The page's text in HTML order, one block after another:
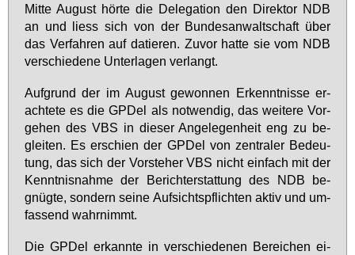
Mit­te Au­gust hör­te die De­le­ga­ti­on den Di­rek­tor NDB
an und liess sich von der Bun­des­an­walt­schaft über
das Ver­fah­ren auf da­tie­ren. Zu­vor hat­te sie vom NDB
ver­schie­de­ne Un­ter­la­gen ver­langt.
Auf­grund der im Au­gust ge­won­nen Er­kennt­nis­se er­
ach­te­te es die GPDel als not­wen­dig, das wei­te­re Vor­
ge­hen des VBS in die­ser An­ge­le­gen­heit eng zu be­
glei­ten. Es er­schien der GPDel von zen­tra­ler Be­deu­
tung, das sich der Vor­ste­her VBS nicht ein­fach mit der
Kennt­nis­nah­me der Be­richt­er­stat­tung des NDB be­
gnüg­te, son­dern sei­ne Auf­sichts­pflich­ten ak­tiv und um­
fas­send wahr­nimmt.
Die GPDel er­kann­te in ver­schie­de­nen Be­rei­chen ei­